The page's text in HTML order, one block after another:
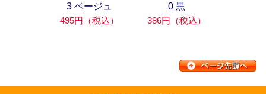
3 ベージュ
495円（税込）
0 黒
386円（税込）